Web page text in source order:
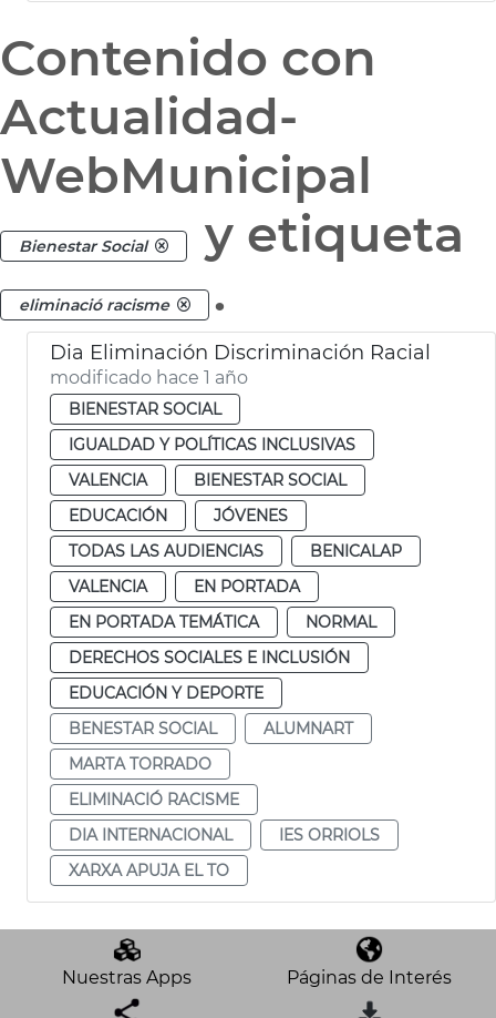
Contenido con
Actualidad-
WebMunicipal
Bienestar Social y etiqueta
eliminació racisme .
Dia Eliminación Discriminación Racial
modificado hace 1 año
BIENESTAR SOCIAL
IGUALDAD Y POLÍTICAS INCLUSIVAS
VALENCIA
BIENESTAR SOCIAL
EDUCACIÓN
JÓVENES
TODAS LAS AUDIENCIAS
BENICALAP
VALENCIA
EN PORTADA
EN PORTADA TEMÁTICA
NORMAL
DERECHOS SOCIALES E INCLUSIÓN
EDUCACIÓN Y DEPORTE
BENESTAR SOCIAL
ALUMNART
MARTA TORRADO
ELIMINACIÓ RACISME
DIA INTERNACIONAL
IES ORRIOLS
XARXA APUJA EL TO
Nuestras Apps Páginas de Interés